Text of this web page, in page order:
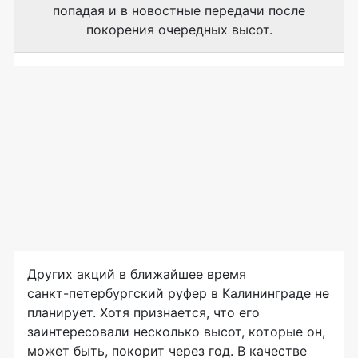
попадая и в новостные передачи после
покорения очередных высот.
Других акций в ближайшее время
санкт-петербургский руфер в Калининграде не
планирует. Хотя признается, что его
заинтересовали несколько высот, которые он,
может быть, покорит через год. В качестве